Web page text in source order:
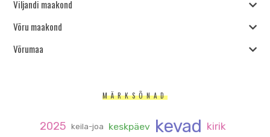
Viljandi maakond
Võru maakond
Võrumaa
MÄRKSÕNAD
2025 keila-joa keskpäev kevad kirik